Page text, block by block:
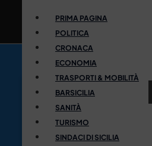
PRIMA PAGINA
POLITICA
CRONACA
ECONOMIA
TRASPORTI & MOBILITÀ
BARSICILIA
SANITÀ
TURISMO
SINDACI DI SICILIA